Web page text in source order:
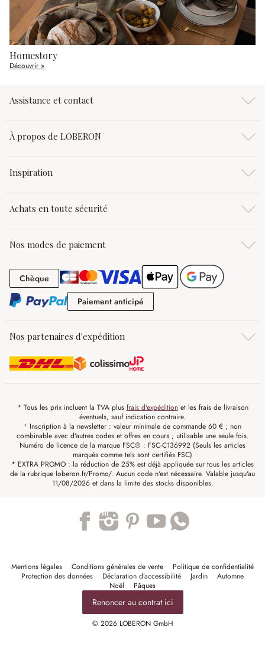
Homestory
Découvrir »
Assistance et contact
À propos de LOBERON
Inspiration
Achats en toute sécurité
Nos modes de paiement
Chèque Chèque
Paiement anticipé
Nos partenaires d'expédition
* Tous les prix incluent la TVA plus frais d'expéditionet les frais de livraison
éventuels, sauf indication contraire.
¹ Inscription à la newsletter : valeur minimale de commande 60 € ; non
combinable avec d'autres codes et offres en cours ; utilisable une seule fois.
Numéro de licence de la marque FSC® : FSC-C136992 (Seuls les articles
marqués comme tels sont certifiés FSC)
* EXTRA PROMO : la réduction de 25% est déjà appliquée sur tous les articles
de la rubrique loberon.fr/Promo/. Aucun code n'est nécessaire. Valable jusqu'au
11/08/2026 et dans la limite des stocks disponibles.
Mentions légales Conditions générales de vente
Politique de confidentialité
Protection des données
Déclaration d’accessibilité Jardin
Automne
Noël
Pâques
Renoncer au contrat ici
© 2026 LOBERON GmbH